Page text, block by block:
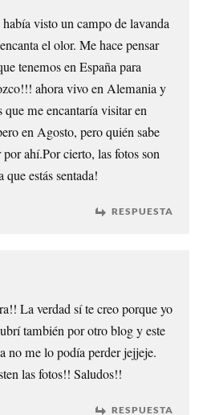
había visto un campo de lavanda
el olor. Me hace pensar
tenemos en España para
ahora vivo en Alemania y
me encantaría visitar en
en Agosto, pero quién sabe
ahí.Por cierto, las fotos son
que estás sentada!
RESPUESTA
La verdad sí te creo porque yo
también por otro blog y este
no me lo podía perder jejjeje.
las fotos!! Saludos!!
RESPUESTA